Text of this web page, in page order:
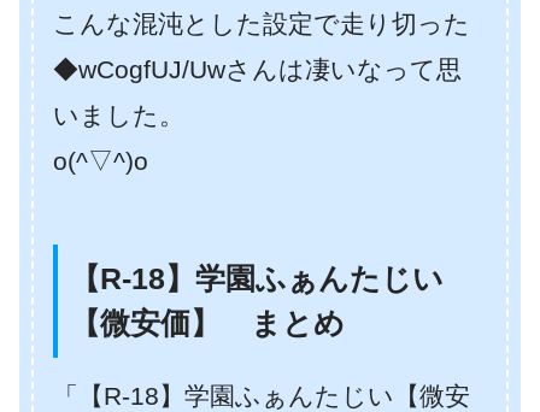
こんな混沌とした設定で走り切った
◆wCogfUJ/Uwさんは凄いなって思
いました。
o(^▽^)o
【R-18】学園ふぁんたじい
【微安価】 まとめ
「【R-18】学園ふぁんたじい【微安